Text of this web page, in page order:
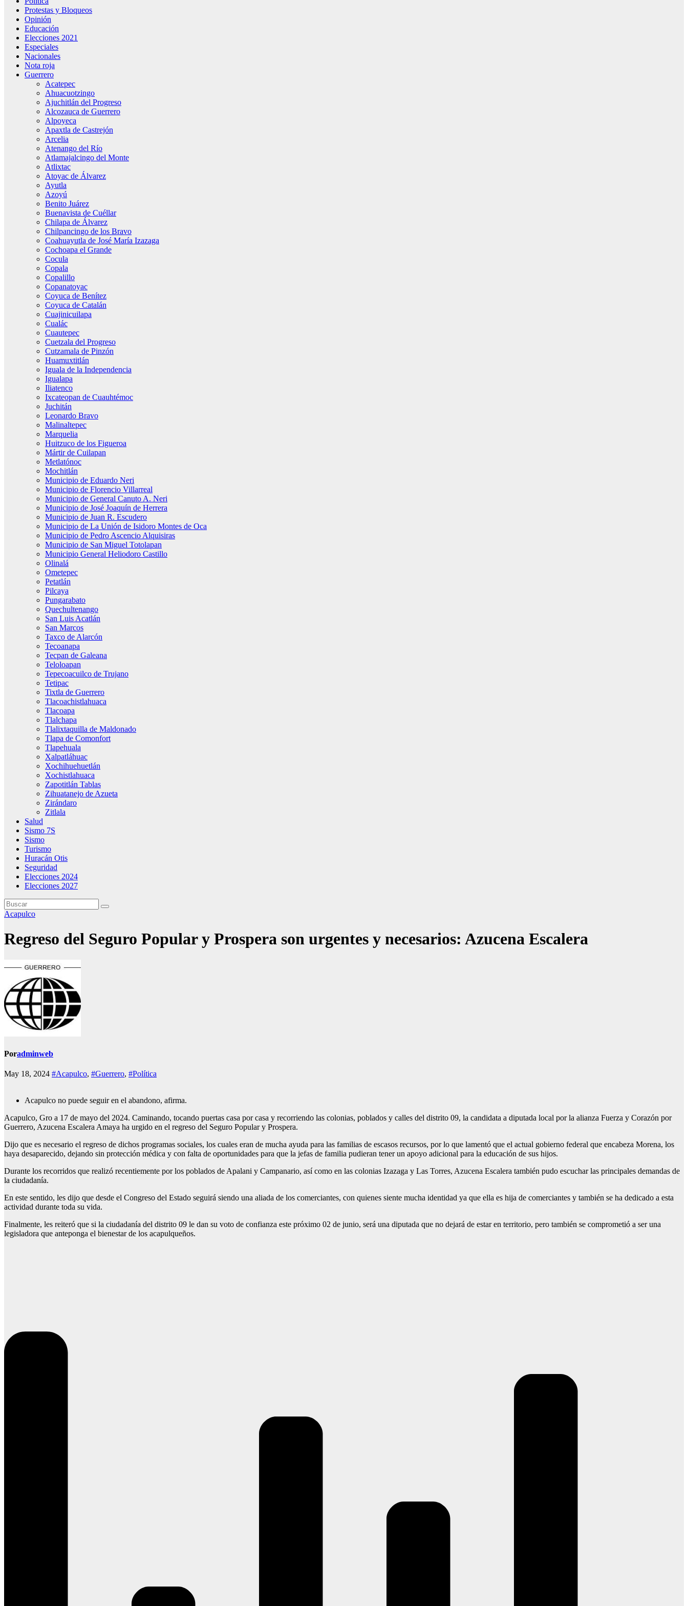
Protestas y Bloqueos
Opinión
Educación
Elecciones 2021
Especiales
Nacionales
Nota roja
Guerrero
Acatepec
Ahuacuotzingo
Ajuchitlán del Progreso
Alcozauca de Guerrero
Alpoyeca
Apaxtla de Castrejón
Arcelia
Atenango del Río
Atlamajalcingo del Monte
Atlixtac
Atoyac de Álvarez
Ayutla
Azoyú
Benito Juárez
Buenavista de Cuéllar
Chilapa de Álvarez
Chilpancingo de los Bravo
Coahuayutla de José María Izazaga
Cochoapa el Grande
Cocula
Copala
Copalillo
Copanatoyac
Coyuca de Benítez
Coyuca de Catalán
Cuajinicuilapa
Cualác
Cuautepec
Cuetzala del Progreso
Cutzamala de Pinzón
Huamuxtitlán
Iguala de la Independencia
Igualapa
Iliatenco
Ixcateopan de Cuauhtémoc
Juchitán
Leonardo Bravo
Malinaltepec
Marquelia
Huitzuco de los Figueroa
Mártir de Cuilapan
Metlatónoc
Mochitlán
Municipio de Eduardo Neri
Municipio de Florencio Villarreal
Municipio de General Canuto A. Neri
Municipio de José Joaquín de Herrera
Municipio de Juan R. Escudero
Municipio de La Unión de Isidoro Montes de Oca
Municipio de Pedro Ascencio Alquisiras
Municipio de San Miguel Totolapan
Municipio General Heliodoro Castillo
Olinalá
Ometepec
Petatlán
Pilcaya
Pungarabato
Quechultenango
San Luis Acatlán
San Marcos
Taxco de Alarcón
Tecoanapa
Tecpan de Galeana
Teloloapan
Tepecoacuilco de Trujano
Tetipac
Tixtla de Guerrero
Tlacoachistlahuaca
Tlacoapa
Tlalchapa
Tlalixtaquilla de Maldonado
Tlapa de Comonfort
Tlapehuala
Xalpatláhuac
Xochihuehuetlán
Xochistlahuaca
Zapotitlán Tablas
Zihuatanejo de Azueta
Zirándaro
Zitlala
Salud
Sismo 7S
Sismo
Turismo
Huracán Otis
Seguridad
Elecciones 2024
Elecciones 2027
Acapulco
Regreso del Seguro Popular y Prospera son urgentes y necesarios: Azucena Escalera
Poradminweb
May 18, 2024 #Acapulco, #Guerrero, #Política
Acapulco no puede seguir en el abandono, afirma.
Acapulco, Gro a 17 de mayo del 2024. Caminando, tocando puertas casa por casa y recorriendo las colonias, poblados y calles del distrito 09, la candidata a diputada local por la alianza Fuerza y Corazón por
Guerrero, Azucena Escalera Amaya ha urgido en el regreso del Seguro Popular y Prospera.
Dijo que es necesario el regreso de dichos programas sociales, los cuales eran de mucha ayuda para las familias de escasos recursos, por lo que lamentó que el actual gobierno federal que encabeza Morena, los
haya desaparecido, dejando sin protección médica y con falta de oportunidades para que la jefas de familia pudieran tener un apoyo adicional para la educación de sus hijos.
Durante los recorridos que realizó recentiemente por los poblados de Apalani y Campanario, así como en las colonias Izazaga y Las Torres, Azucena Escalera también pudo escuchar las principales demandas de
la ciudadanía.
En este sentido, les dijo que desde el Congreso del Estado seguirá siendo una aliada de los comerciantes, con quienes siente mucha identidad ya que ella es hija de comerciantes y también se ha dedicado a esta
actividad durante toda su vida.
Finalmente, les reiteró que si la ciudadanía del distrito 09 le dan su voto de confianza este próximo 02 de junio, será una diputada que no dejará de estar en territorio, pero también se comprometió a ser una
legisladora que anteponga el bienestar de los acapulqueños.